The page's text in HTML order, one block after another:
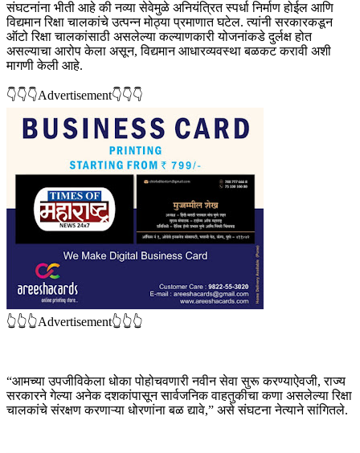
संघटनांना भीती आहे की नव्या सेवेमुळे अनियंत्रित स्पर्धा निर्माण होईल आणि
विद्यमान रिक्षा चालकांचे उत्पन्न मोठ्या प्रमाणात घटेल. त्यांनी सरकारकडून
ऑटो रिक्षा चालकांसाठी असलेल्या कल्याणकारी योजनांकडे दुर्लक्ष होत
असल्याचा आरोप केला असून, विद्यमान आधारव्यवस्था बळकट करावी अशी
मागणी केली आहे.
👇👇👇Advertisement👇👇👇
👆👆👆Advertisement👆👆👆
“आमच्या उपजीविकेला धोका पोहोचवणारी नवीन सेवा सुरू करण्याऐवजी, राज्य
सरकारने गेल्या अनेक दशकांपासून सार्वजनिक वाहतुकीचा कणा असलेल्या रिक्षा
चालकांचे संरक्षण करणाऱ्या धोरणांना बळ द्यावे,” असे संघटना नेत्याने सांगितले.